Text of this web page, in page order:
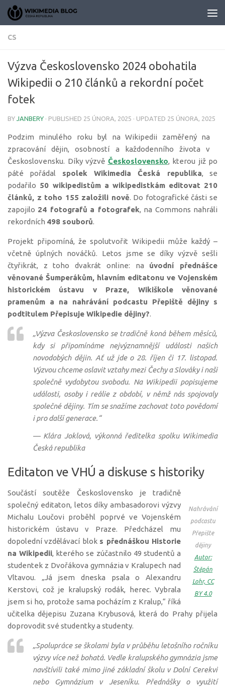
Skip to content
CS
Výzva Československo 2024 obohatila
Wikipedii o 210 článků a rekordní počet
fotek
BY JANBERY · PUBLISHED 25 ÚNORA, 2025 · UPDATED 25 ÚNORA, 2025
Podzim minulého roku byl na Wikipedii zaměřený na
zpracování dějin, osobností a každodenního života v
Československu. Díky výzvě Československo, kterou již po
páté pořádal spolek Wikimedia Česká republika, se
podařilo 50 wikipedistům a wikipedistkám editovat 210
článků, z toho 155 založili nově. Do fotografické části se
zapojilo 24 fotografů a fotografek, na Commons nahráli
rekordních 498 souborů.
Projekt připomíná, že spolutvořit Wikipedii může každý –
včetně úplných nováčků. Letos jsme se díky výzvě sešli
čtyřikrát, z toho dvakrát online: na úvodní přednášce
věnované Šumperákům, hlavním editatonu ve Vojenském
historickém ústavu v Praze, Wikiškole věnované
pramenům a na nahrávání podcastu Přepiště dějiny s
podtitulem Přepisuje Wikipedie dějiny?.
„Výzva Československo se tradičně koná během měsíců,
kdy si připomínáme nejvýznamnější události našich
novodobých dějin. Ať už jde o 28. říjen či 17. listopad.
Výzvou chceme oslavit vztahy mezi Čechy a Slováky i naši
společně vydobytou svobodu. Na Wikipedii popisujeme
události, osoby i reálie z období, v němž nás spojovaly
společné dějiny. Tím se snažíme zachovat toto povědomí
i pro další generace.“
— Klára Joklová, výkonná ředitelka spolku Wikimedia
Česká republika
Editaton ve VHÚ a diskuse s historiky
Nahrávání
podcastu
Přepište
dějiny
Autor:
Štěpán
Lohr, CC
BY 4.0
Součástí soutěže Československo je tradičně
společný editaton, letos díky ambasadorovi výzvy
Michalu Loučovi proběhl poprvé ve Vojenském
historickém ústavu v Praze. Předcházel mu
dopolední vzdělávací blok s přednáškou Historie
na Wikipedii, kterého se zúčastnilo 49 studentů a
studentek z Dvořákova gymnázia v Kralupech nad
Vltavou. „Já jsem dneska psala o Alexandru
Kerstovi, což je kralupský rodák, herec. Vybrala
jsem si ho, protože sama pocházím z Kralup,“ říká
učitelka dějepisu Zuzana Krybusová, která do Prahy přijela
doprovodit své studentky a studenty.
„Spolupráce se školami byla v průběhu letošního ročníku
výzvy více než bohatá. Vedle kralupského gymnázia jsme
navštívili také mimo jiné základní školu v Dolní Cerekvi
nebo Gymnázium v Jeseníku. Přednášky o využití